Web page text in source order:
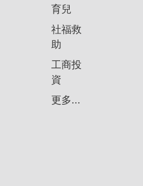
育兒
社福救
助
工商投
資
更多...